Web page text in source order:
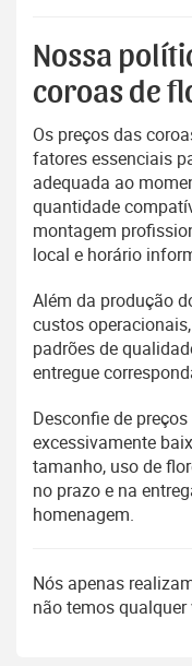
Nossa
coroas de
Os preços das
fatores essenciais
adequada ao
quantidade
montagem
local e horário
Além da produção
custos
padrões de
entregue
Desconfie de
excessivamente
tamanho, uso de
no prazo e na
homenagem.
Nós apenas
não temos